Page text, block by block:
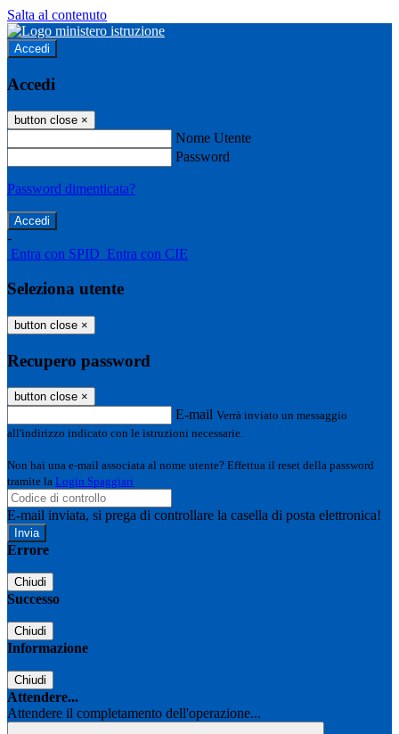
Salta al contenuto
Accedi
Accedi
button close ×
Nome Utente
Password
Password dimenticata?
-
Entra con SPID Entra con CIE
Seleziona utente
button close ×
Recupero password
button close ×
E-mail Verrà inviato un messaggio
all'indirizzo indicato con le istruzioni necessarie.
Non hai una e-mail associata al nome utente? Effettua il reset della password
tramite la Login Spaggiari
E-mail inviata, si prega di controllare la casella di posta elettronica!
Errore
Chiudi
Successo
Chiudi
Informazione
Chiudi
Attendere...
Attendere il completamento dell'operazione...